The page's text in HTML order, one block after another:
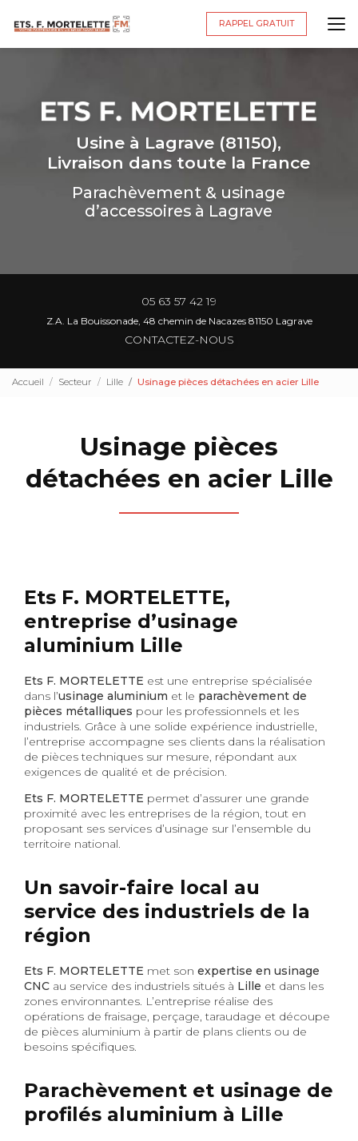
principal
RAPPEL GRATUIT
Usine à Lagrave (81150),
Livraison dans toute la France
Parachèvement & usinage
d’accessoires à Lagrave
05 63 57 42 19
Z.A. La Bouissonade, 48 chemin de Nacazes 81150 Lagrave
CONTACTEZ-NOUS
Accueil Secteur Lille Usinage pièces détachées en acier Lille
Usinage pièces
détachées en acier Lille
Ets F. MORTELETTE,
entreprise d’usinage
aluminium Lille
Ets F. MORTELETTE est une entreprise spécialisée
dans l’usinage aluminium et le parachèvement de
pièces métalliques pour les professionnels et les
industriels. Grâce à une solide expérience industrielle,
l’entreprise accompagne ses clients dans la réalisation
de pièces techniques sur mesure, répondant aux
exigences de qualité et de précision.
Ets F. MORTELETTE permet d’assurer une grande
proximité avec les entreprises de la région, tout en
proposant ses services d’usinage sur l’ensemble du
territoire national.
Un savoir-faire local au
service des industriels de la
région
Ets F. MORTELETTE met son expertise en usinage
CNC au service des industriels situés à Lille et dans les
zones environnantes. L’entreprise réalise des
opérations de fraisage, perçage, taraudage et découpe
de pièces aluminium à partir de plans clients ou de
besoins spécifiques.
Parachèvement et usinage de
profilés aluminium à Lille